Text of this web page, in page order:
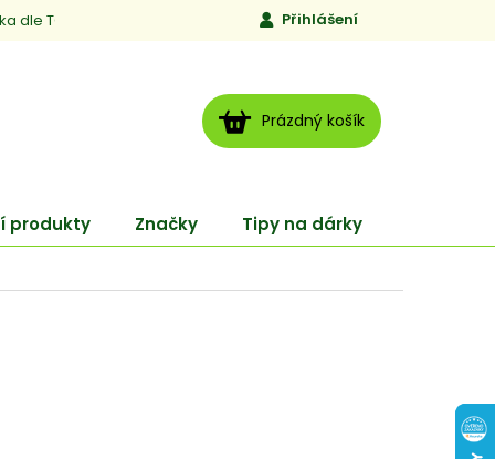
dle TCM Jen to, čemu věříme
Přihlášení
NÁKUPNÍ
KOŠÍK
Prázdný košík
produkty Značky Tipy na dárky